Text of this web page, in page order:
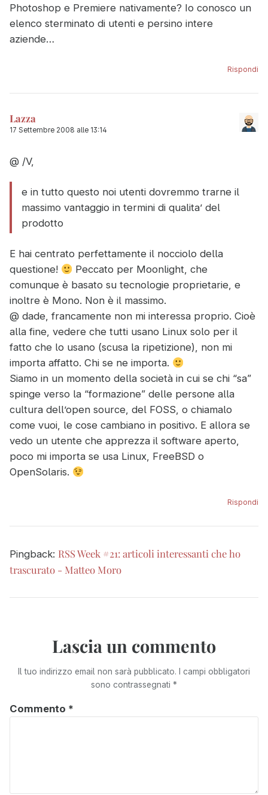
Photoshop e Premiere nativamente? Io conosco un
elenco sterminato di utenti e persino intere
aziende…
Rispondi
Lazza
17 Settembre 2008 alle 13:14
@ /V,
e in tutto questo noi utenti dovremmo trarne il
massimo vantaggio in termini di qualita’ del
prodotto
E hai centrato perfettamente il nocciolo della
questione!
Peccato per Moonlight, che
comunque è basato su tecnologie proprietarie, e
inoltre è Mono. Non è il massimo.
@ dade, francamente non mi interessa proprio. Cioè
alla fine, vedere che tutti usano Linux solo per il
fatto che lo usano (scusa la ripetizione), non mi
importa affatto. Chi se ne importa.
Siamo in un momento della società in cui se chi “sa”
spinge verso la “formazione” delle persone alla
cultura dell’open source, del FOSS, o chiamalo
come vuoi, le cose cambiano in positivo. E allora se
vedo un utente che apprezza il software aperto,
poco mi importa se usa Linux, FreeBSD o
OpenSolaris.
Rispondi
Pingback: RSS Week #21: articoli interessanti che ho
trascurato - Matteo Moro
Lascia un commento
Il tuo indirizzo email non sarà pubblicato.
I campi obbligatori
sono contrassegnati *
Commento *